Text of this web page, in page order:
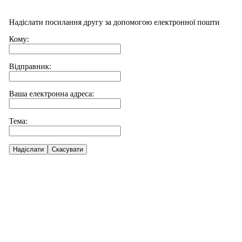
Надіслати посилання другу за допомогою електронної пошти
Кому:
Відправник:
Ваша електронна адреса:
Тема:
Надіслати Скасувати